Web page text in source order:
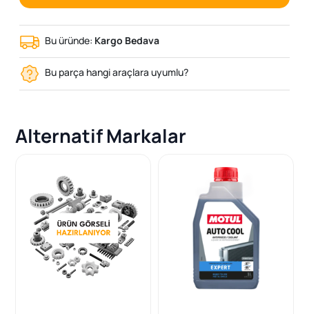
Bu üründe: Kargo Bedava
Bu parça hangi araçlara uyumlu?
Alternatif Markalar